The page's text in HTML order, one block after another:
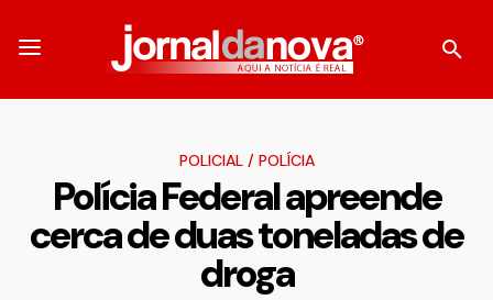
POLICIAL/ POLÍCIA
Polícia Federal apreende
cerca de duas toneladas de
droga